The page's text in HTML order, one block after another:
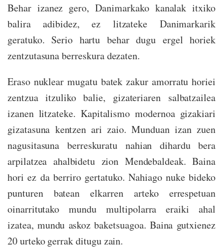
Behar izanez gero, Danimarkako kanalak itxiko
balira adibidez, ez litzateke Danimarkarik
geratuko. Serio hartu behar dugu ergel horiek
zentzutasuna berreskura dezaten.
Eraso nuklear mugatu batek zakur amorratu horiei
zentzua itzuliko balie, gizateriaren salbatzailea
izanen litzateke. Kapitalismo modernoa gizakiari
gizatasuna kentzen ari zaio. Munduan izan zuen
nagusitasuna berreskuratu nahian dihardu bera
arpilatzea ahalbidetu zion Mendebaldeak. Baina
hori ez da berriro gertatuko. Nahiago nuke bideko
punturen batean elkarren arteko errespetuan
oinarritutako mundu multipolarra eraiki ahal
izatea, mundu askoz baketsuagoa. Baina gutxienez
20 urteko gerrak ditugu zain.